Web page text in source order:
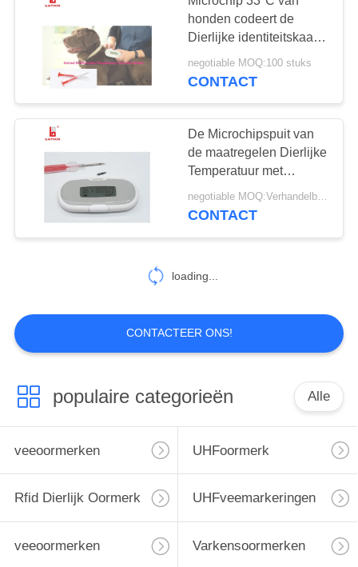
Z
Markeringsoormerken
49
knoopoormerken
38
dierlijke
identiteitskaart-
microchip
41
honden codeert de
Dierlijke identiteitskaart
aan 43°C-
Temperatuurwaaier 128
negotiable MOQ:100 stuks
CONTACT
De Microchipspuit van
de maatregelen Dierlijke
Temperatuur met
Disinfectious-
Kwaliteitscontrole
negotiable MOQ:Verhandelbaar
CONTACT
loading...
CONTACTEER ONS!
populaire categorieën Alle
veeoormerken UHFoormerk
Rfid Dierlijk Oormerk UHFveemarkeringen
veeoormerken Varkensoormerken